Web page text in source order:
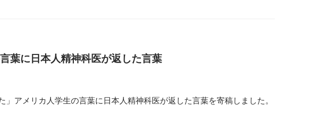
葉に日本人精神科医が返した言葉
アメリカ人学生の言葉に日本人精神科医が返した言葉を寄稿しました。